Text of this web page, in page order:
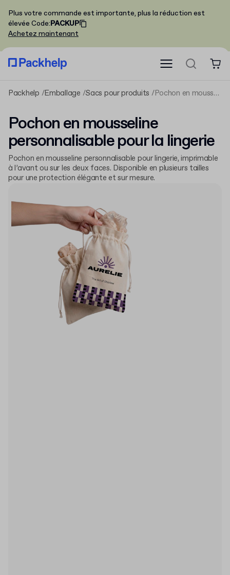
Plus votre commande est importante, plus la réduction est
élevée Code:PACKUP
Achetez maintenant
Packhelp Emballage Sacs pour produits Pochon en mousseline personnalisable pour la lingerie
Pochon en mousseline
personnalisable pour la lingerie
Pochon en mousseline personnalisable pour lingerie, imprimable
à l’avant ou sur les deux faces. Disponible en plusieurs tailles
pour une protection élégante et sur mesure.